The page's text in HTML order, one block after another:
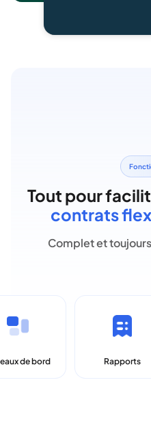
Tout pour
contrats
Complet et
de bord Rapports